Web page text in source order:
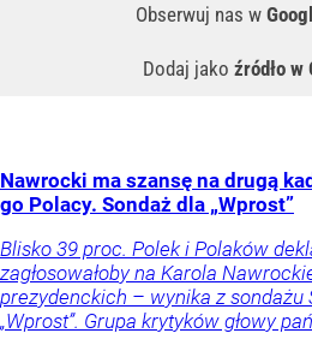
Obserwuj nas w
Dodaj jako źródło w
Nawrocki ma szansę na drugą
go Polacy. Sondaż dla „Wprost”
Blisko 39 proc. Polek i Polaków
zagłosowałoby na Karola
prezydenckich – wynika z sondażu
„Wprost”. Grupa krytyków głowy